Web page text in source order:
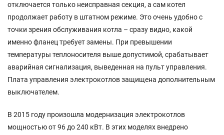
отключается только неисправная секция, а сам котел
продолжает работу в штатном режиме. Это очень удобно с
точки зрения обслуживания котла – сразу видно, какой
именно фланец требует замены. При превышении
температуры теплоносителя выше допустимой, срабатывает
аварийная сигнализация, выведенная на пульт управления.
Плата управления электрокотлов защищена дополнительным
выключателем.
В 2015 году произошла модернизация электрокотлов
мощностью от 96 до 240 кВт. В этих моделях внедрено